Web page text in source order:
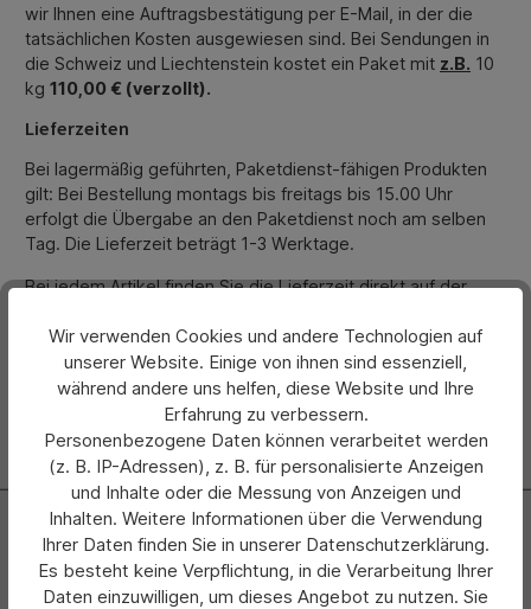
wir Ihnen eine Auftragsbestätigung per E-Mail, in der die
tatsächlichen Kosten ausgewiesen sind. Bei Sendungen in
die Schweiz und Liechtenstein kostet ein Paket mit z.B. 10
kg 110,00 € (verzollt).
Lieferzeiten
Bei lagermäßig geführten, Paketdienst-fähigen Produkten
gilt: Bei Bestellung montags bis freitags bis 15.00 Uhr
erfolgt die Übergabe an den Paketdienst noch am selben
Tag. Die Lieferzeit beträgt 1-3 Werktage.
Bei jedem Artikel finden Sie die Lieferzeit direkt auf der
angefertigten Produkten bzw. Produkten mit
Firmendruck oder Werbeanbringung, dass die
angegebene Lieferzeit erst ab Auftragsklarheit bzw.
nach Korrekturfreigabe gilt.
Newsletter
Abonnieren Sie jetzt einfach unseren regelmäßig
erscheinenden Newsletter und Sie werden stets als Erster
Wir verwenden Cookies und andere Technologien auf
unserer Website. Einige von ihnen sind essenziell,
während andere uns helfen, diese Website und Ihre
Erfahrung zu verbessern.
Personenbezogene Daten können verarbeitet werden
(z. B. IP-Adressen), z. B. für personalisierte Anzeigen
und Inhalte oder die Messung von Anzeigen und
Inhalten. Weitere Informationen über die Verwendung
Ihrer Daten finden Sie in unserer Datenschutzerklärung.
Es besteht keine Verpflichtung, in die Verarbeitung Ihrer
Daten einzuwilligen, um dieses Angebot zu nutzen. Sie